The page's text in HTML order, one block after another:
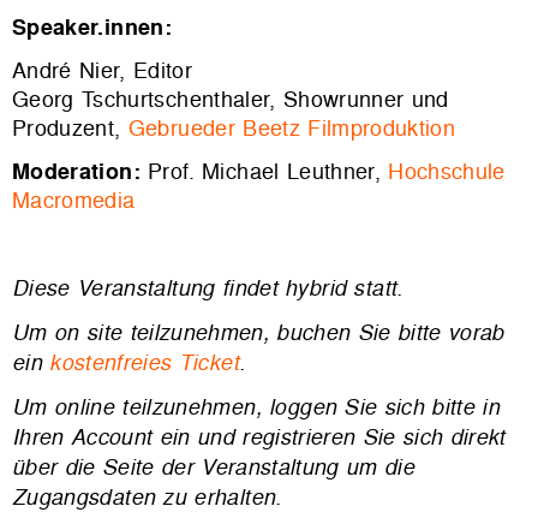
Speaker.innen:
André Nier, Editor
Georg Tschurtschenthaler, Showrunner und
Produzent, Gebrueder Beetz Filmproduktion
Moderation: Prof. Michael Leuthner, Hochschule
Macromedia
Diese Veranstaltung findet hybrid statt.
Um on siteteilzunehmen, buchen Sie bitte vorab
ein kostenfreies Ticket.
Um onlineteilzunehmen, loggen Sie sich bitte in
Ihren Account ein und registrieren Sie sich direkt
über die Seite der Veranstaltung um die
Zugangsdaten zu erhalten.